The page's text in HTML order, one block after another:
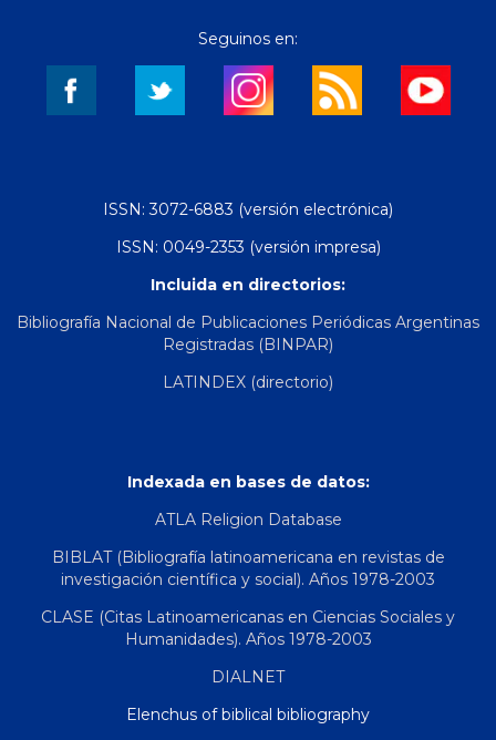
Seguinos en:
ISSN: 3072-6883 (versión electrónica)
ISSN: 0049-2353 (versión impresa)
Incluida en directorios:
Bibliografía Nacional de Publicaciones Periódicas Argentinas
Registradas (BINPAR)
LATINDEX (directorio)
Indexada en bases de datos:
ATLA Religion Database
BIBLAT (Bibliografía latinoamericana en revistas de
investigación científica y social). Años 1978-2003
CLASE (Citas Latinoamericanas en Ciencias Sociales y
Humanidades). Años 1978-2003
DIALNET
Elenchus of biblical bibliography